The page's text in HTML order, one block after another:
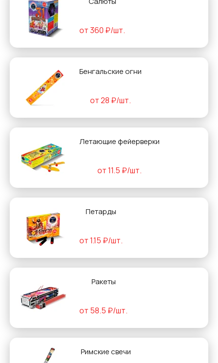
от 360 ₽/шт.
Бенгальские огни
от 28 ₽/шт.
Летающие фейерверки
от 11.5 ₽/шт.
Петарды
от 1.15 ₽/шт.
Ракеты
от 58.5 ₽/шт.
Римские свечи